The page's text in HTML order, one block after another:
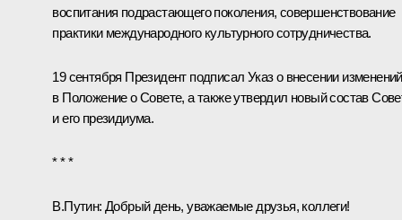
воспитания подрастающего поколения, совершенствование
практики международного культурного сотрудничества.
19 сентября Президент подписал Указ о внесении изменений
в Положение о Совете, а также утвердил новый состав
и его президиума.
* * *
В.Путин: Добрый день, уважаемые друзья, коллеги!